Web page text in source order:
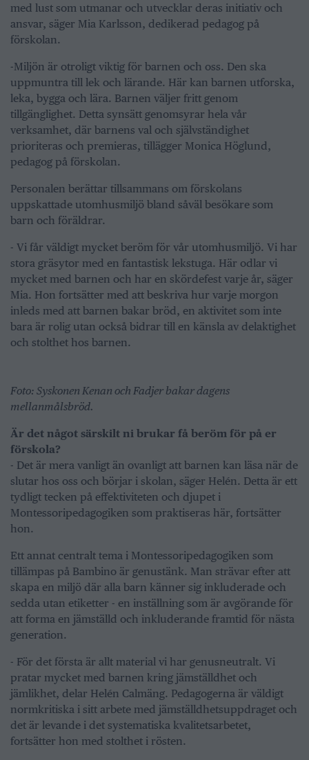
med lust som utmanar och utvecklar deras initiativ och
ansvar, säger Mia Karlsson, dedikerad pedagog på
förskolan.
-Miljön är otroligt viktig för barnen och oss. Den ska
uppmuntra till lek och lärande. Här kan barnen utforska,
leka, bygga och lära. Barnen väljer fritt genom
tillgänglighet. Detta synsätt genomsyrar hela vår
verksamhet, där barnens val och självständighet
prioriteras och premieras, tillägger Monica Höglund,
pedagog på förskolan.
Personalen berättar tillsammans om förskolans
uppskattade utomhusmiljö bland såväl besökare som
barn och föräldrar.
- Vi får väldigt mycket beröm för vår utomhusmiljö. Vi har
stora gräsytor med en fantastisk lekstuga. Här odlar vi
mycket med barnen och har en skördefest varje år, säger
Mia. Hon fortsätter med att beskriva hur varje morgon
inleds med att barnen bakar bröd, en aktivitet som inte
bara är rolig utan också bidrar till en känsla av delaktighet
och stolthet hos barnen.
Foto: Syskonen Kenan och Fadjer bakar dagens
mellanmålsbröd.
Är det något särskilt ni brukar få beröm för på er
förskola?
- Det är mera vanligt än ovanligt att barnen kan läsa när de
slutar hos oss och börjar i skolan, säger Helén. Detta är ett
tydligt tecken på effektiviteten och djupet i
Montessoripedagogiken som praktiseras här, fortsätter
hon.
Ett annat centralt tema i Montessoripedagogiken som
tillämpas på Bambino är genustänk. Man strävar efter att
skapa en miljö där alla barn känner sig inkluderade och
sedda utan etiketter - en inställning som är avgörande för
att forma en jämställd och inkluderande framtid för nästa
generation.
- För det första är allt material vi har genusneutralt. Vi
pratar mycket med barnen kring jämställdhet och
jämlikhet, delar Helén Calmäng. Pedagogerna är väldigt
normkritiska i sitt arbete med jämställdhetsuppdraget och
det är levande i det systematiska kvalitetsarbetet,
fortsätter hon med stolthet i rösten.